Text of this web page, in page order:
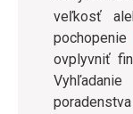
veľkosť
pochopenie
ovplyvniť